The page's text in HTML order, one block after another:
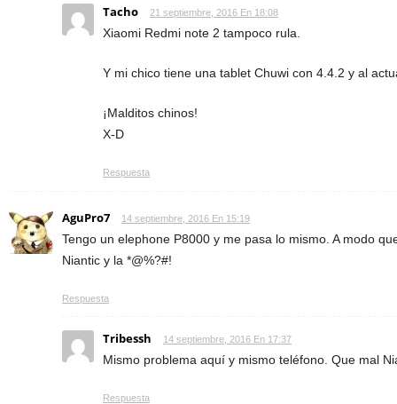
Tacho 21 septiembre, 2016 En 18:08
Xiaomi Redmi note 2 tampoco rula.
Y mi chico tiene una tablet Chuwi con 4.4.2 y al
¡Malditos chinos!
X-D
Respuesta
AguPro7 14 septiembre, 2016 En 15:19
Tengo un elephone P8000 y me pasa lo mismo. A modo
Niantic y la *@%?#!
Respuesta
Tribessh 14 septiembre, 2016 En 17:37
Mismo problema aquí y mismo teléfono. Que mal
Respuesta